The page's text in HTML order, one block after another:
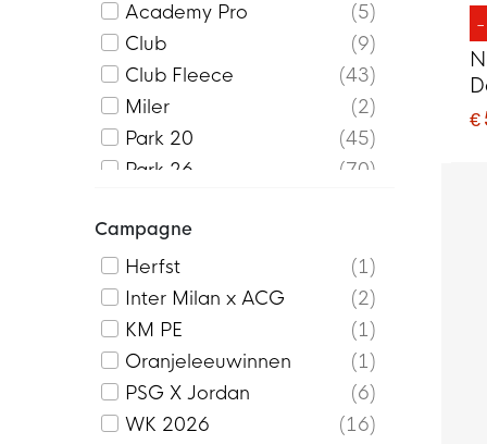
€
Academy Pro
5
Club
9
Club Fleece
43
Miler
2
Park 20
45
Park 26
70
Strike 26
Strike Series
48
Tech Fleece
63
Total 90
8
Campagne
Herfst
1
Inter Milan x ACG
2
KM PE
1
Oranjeleeuwinnen
1
PSG X Jordan
6
WK 2026
16